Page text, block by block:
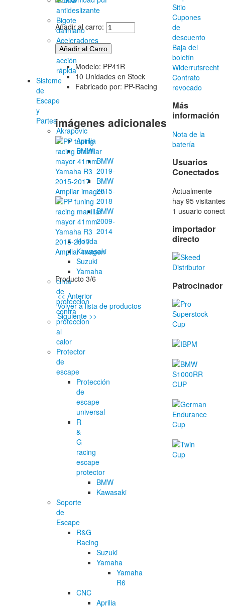
antideslizante
Bigote
daliniano
Aceleradores
de
acción
rápida
Sisteme
de
Escape
y
Partes
Akrapovic
Aprilia
BMW
BMW
2019-
BMW
2015-
2018
BMW
2009-
2014
Honda
Kawasaki
Suzuki
Yamaha
cinta
de
proteccion
contra
proteccion
al
calor
Protector
de
escape
Protección
de
escape
universal
R
&
G
racing
escape
protector
BMW
Kawasaki
Soporte
de
Escape
R&G
Racing
Suzuki
Yamaha
Yamaha
R6
CNC
Aprilia
Añadir al carro:
Modelo: PP41R
10 Unidades en Stock
Fabricado por: PP-Racing
imágenes adicionales
Ampliar imagen
Ampliar imagen
Producto 3/6
<< Anterior
Volver a lista de productos
Siguiente >>
Sitio
Cupones
de
descuento
Baja del
boletín
Widerrufsrecht
Contrato
revocado
Más
información
Nota de la
batería
Usuarios
Conectados
Actualmente
hay 95
1 usuario
importador
directo
Patrocinador